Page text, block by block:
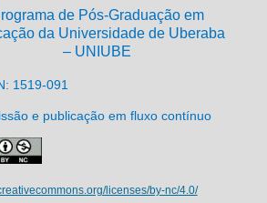
de Pós-Graduação em
da Universidade de Uberaba
– UNIUBE
1519-091
e publicação em fluxo contínuo
licenses/by-nc/4.0/